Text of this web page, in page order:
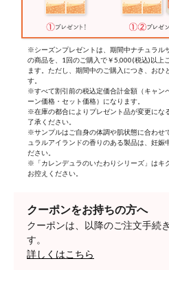
※シーズンプレゼントは、期間中ナチュラル
の商品を、1回のご購入で￥5,000(税込)以上
ます。ただし、期間中のご購入につき、おひ
す。
※すべて割引前の税込定価合計金額（キャン
ーン価格・セット価格）になります。
※在庫の都合によりプレゼント品が変更にな
了承ください。
※サンプルはご自身の体調や肌状態に合わせ
ュラルアイランドの香りのある製品は、妊娠
ださい。
※「カレンデュラのいたわりシリーズ」はキ
お控えください。
クーポンをお持ちの方へ
クーポンは、以降のご注文手続
す。
詳しくはこちら